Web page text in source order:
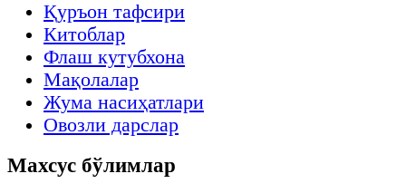
Қуръон тафсири
Китоблар
Флаш кутубхона
Мақолалар
Жума насиҳатлари
Овозли дарслар
Махсус бўлимлар